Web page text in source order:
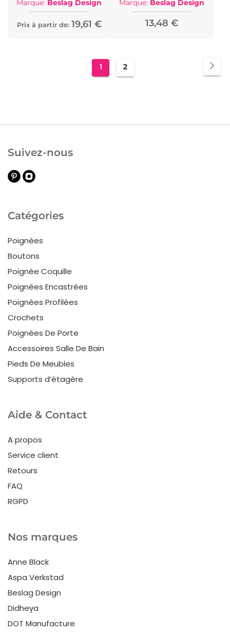
Marque: Beslag Design
Prix à partir de: 19,61 €
Marque: Beslag Design
13,48 €
You're
1 Page
2
Catégories
Poignées
Boutons
Poignée Coquille
Poignées Encastrées
Poignées Profilées
Crochets
Poignées De Porte
Accessoires Salle De Bain
Pieds De Meubles
Supports d’étagère
Aide & Contact
A propos
Service client
Retours
FAQ
RGPD
Nos marques
Anne Black
Aspa Verkstad
Beslag Design
Didheya
DOT Manufacture
Suivez-nous